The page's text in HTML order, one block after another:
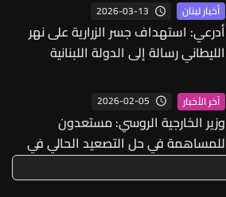
أخبار لبنان 2026-03-13
أدرعي: استهداف جسر الزرارية على نهر
الليطاني رسالة إلى الدولة اللبنانية
آخر الأخبار 2026-02-05
وزير الخارجية الروسي: مستعدون
للمساهمة في حل التصعيد الحالي في
الشرق الأوسط بين تل أبيب وواشنطن
وطهران